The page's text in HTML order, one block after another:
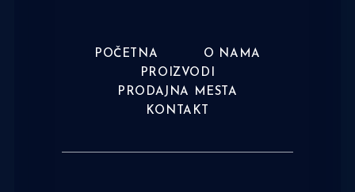
POČETNA
O NAMA
PROIZVODI
PRODAJNA MESTA
KONTAKT